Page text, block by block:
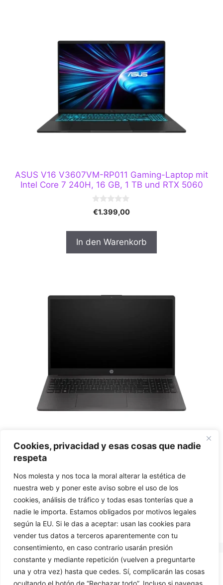
Cookies, privacidad y esas cosas que nadie
respeta
Nos molesta y nos toca la moral alterar la estética de
nuestra web y poner este aviso sobre el uso de los
cookies, análisis de tráfico y todas esas tonterías que a
nadie le importa. Estamos obligados por motivos legales
según la EU. Si le das a aceptar: usan las cookies para
vender tus datos a terceros aparentemente con tu
consentimiento, en caso contrario usarán presión
constante y mediante repetición (vuelven a preguntarte
una y otra vez) hasta que cedes. Sí, complicarán las cosas
ocultando el botón de “Rechazar todo”. Incluso si navegas
ASUS V16 V3607VM-RP011 Gaming-Laptop mit
Intel Core 7 240H, 16 GB, 1 TB und RTX 5060
0
v
n
€1.399,00
In den Warenkorb
HP 250 G10 AD0Z8ET Notebook mit Intel i7-
1355U, 16 GB, 1 TB, ohne Betriebssystem
0
o
5
€789,00
In den Warenkorb
KONTAKT US